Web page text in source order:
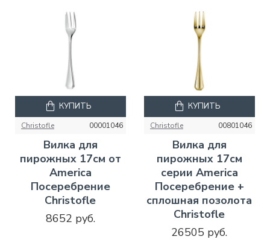
Christofle 00001046
Вилка для
пирожных 17см от
America
Посеребрение
Christofle
8652 руб.
КУПИТЬ
Christofle 00801046
Вилка для
пирожных 17см
серии America
Посеребрение +
сплошная позолота
Christofle
26505 руб.
КУПИТЬ